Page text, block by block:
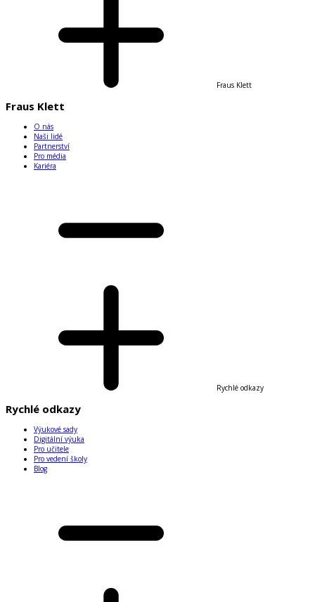
Fraus Klett
Fraus Klett
O nás
Naši lidé
Partnerství
Pro média
Kariéra
Rychlé odkazy
Rychlé odkazy
Výukové sady
Digitální výuka
Pro učitele
Pro vedení školy
Blog